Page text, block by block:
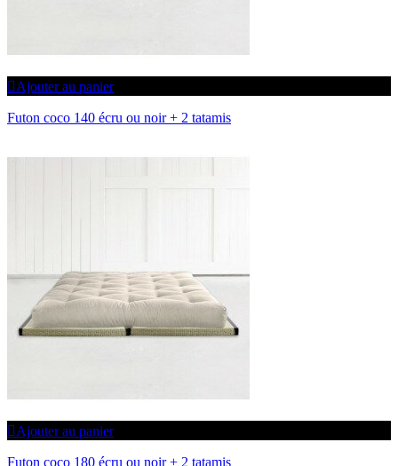
Ajouter au panier
Futon coco 140 écru ou noir + 2 tatamis
Ajouter au panier
Futon coco 180 écru ou noir + 2 tatamis